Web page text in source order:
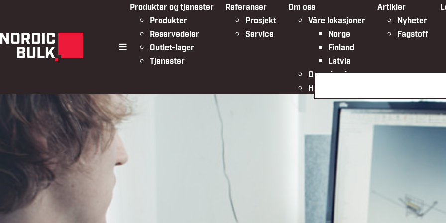
meny
Produkter og tjenester
Produkter
Reservedeler
Outlet-lager
Tjenester
Referanser
Prosjekt
Service
Om oss
Våre lokasjoner
Norge
Finland
Latvia
Organisasjonen
HMSK
Artikler
Nyheter
Fagstoff